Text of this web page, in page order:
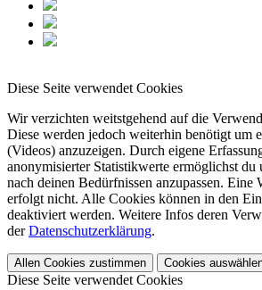
Diese Seite verwendet Cookies
Wir verzichten weitstgehend auf die
Diese werden jedoch weiterhin benötigt um
(Videos) anzuzeigen. Durch eigene
anonymisierter Statistikwerte ermöglichst du
nach deinen Bedürfnissen anzupassen. Eine
erfolgt nicht. Alle Cookies können in den
deaktiviert werden. Weitere Infos deren
derDatenschutzerklärung.
Allen Cookies zustimmen Cookies
Diese Seite verwendet Cookies